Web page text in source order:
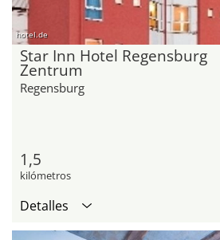
hotel.de
Star Inn Hotel Regensburg
Zentrum
Regensburg
1,5
kilómetros
Detalles